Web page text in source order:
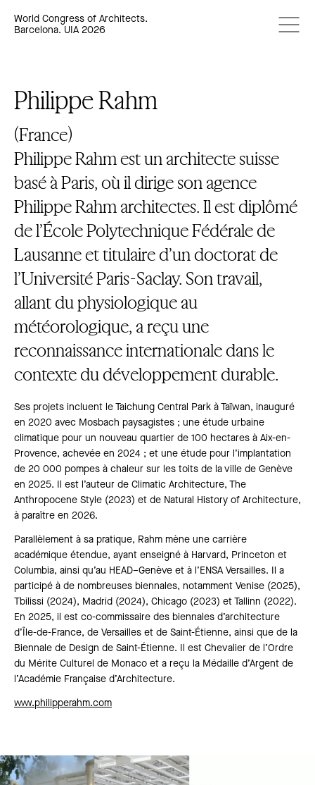
World Congress of Architects.
Barcelona. UIA 2026
Philippe Rahm
(France)
Philippe Rahm est un architecte suisse
basé à Paris, où il dirige son agence
Philippe Rahm architectes. Il est diplômé
de l’École Polytechnique Fédérale de
Lausanne et titulaire d’un doctorat de
l’Université Paris-Saclay. Son travail,
allant du physiologique au
météorologique, a reçu une
reconnaissance internationale dans le
contexte du développement durable.
Ses projets incluent le Taichung Central Park à Taïwan, inauguré
en 2020 avec Mosbach paysagistes ; une étude urbaine
climatique pour un nouveau quartier de 100 hectares à Aix-en-
Provence, achevée en 2024 ; et une étude pour l’implantation
de 20 000 pompes à chaleur sur les toits de la ville de Genève
en 2025. Il est l’auteur de Climatic Architecture, The
Anthropocene Style (2023) et de Natural History of Architecture,
à paraître en 2026.
Parallèlement à sa pratique, Rahm mène une carrière
académique étendue, ayant enseigné à Harvard, Princeton et
Columbia, ainsi qu’au HEAD–Genève et à l’ENSA Versailles. Il a
participé à de nombreuses biennales, notamment Venise (2025),
Tbilissi (2024), Madrid (2024), Chicago (2023) et Tallinn (2022).
En 2025, il est co-commissaire des biennales d’architecture
d’Île-de-France, de Versailles et de Saint-Étienne, ainsi que de la
Biennale de Design de Saint-Étienne. Il est Chevalier de l’Ordre
du Mérite Culturel de Monaco et a reçu la Médaille d’Argent de
l’Académie Française d’Architecture.
www.philipperahm.com